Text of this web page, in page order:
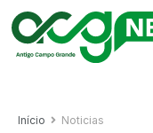
Início Noticias